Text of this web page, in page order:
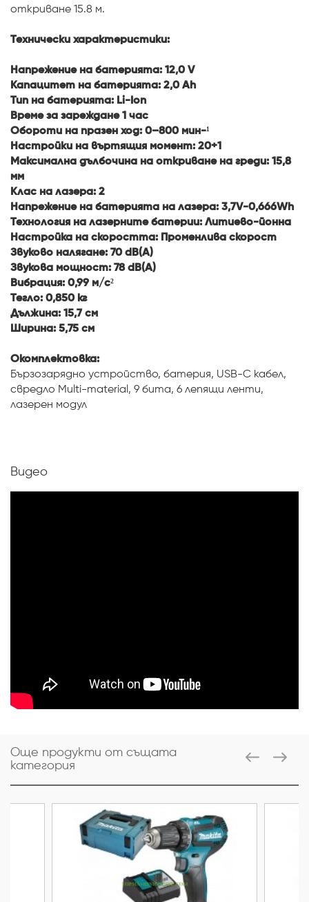
откриване 15.8 м.
Технически характеристики:
Напрежение на батерията: 12,0 V
Капацитет на батерията: 2,0 Ah
Тип на батерията: Li-Ion
Време за зареждане 1 час
Обороти на празен ход: 0–800 мин-¹
Настройки на въртящия момент: 20+1
Максимална дълбочина на откриване на греди: 15,8
мм
Клас на лазера: 2
Напрежение на батерията на лазера: 3,7V-0,666Wh
Технология на лазерните батерии: Литиево-йонна
Настройка на скоростта: Променлива скорост
Звуково налягане: 70 dB(A)
Звукова мощност: 78 dB(A)
Вибрация: 0,99 м/с²
Тегло: 0,850 кг
Дължина: 15,7 см
Ширина: 5,75 см
Окомплектовка:
Бързозарядно устройство, батерия, USB-C кабел,
свредло Multi-material, 9 бита, 6 лепящи ленти,
лазерен модул
Видео
Още продукти от същата
категория